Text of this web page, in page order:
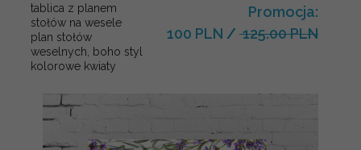
tablica z planem
stołów na wesele
plan stołów
weselnych, boho styl
kolorowe kwiaty
Promocja:
100 PLN / 125.00 PLN